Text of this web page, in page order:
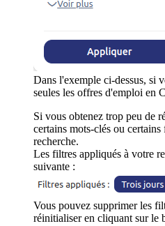
Dans l'exemple ci-dessus, si
seules les offres d'emploi en
Si vous obtenez trop peu de
certains mots-clés ou
recherche.
Les filtres appliqués à votre
suivante :
Vous pouvez supprimer les
réinitialiser en cliquant sur le